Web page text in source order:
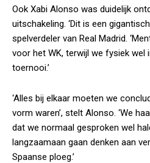
Ook Xabi Alonso was duidelijk
uitschakeling. ‘Dit is een
spelverdeler van Real Madrid.
voor het WK, terwijl we fysiek wel
toernooi.’
‘Alles bij elkaar moeten we
vorm waren’, stelt Alonso. ‘We
dat we normaal gesproken wel
langzaamaan gaan denken aan
Spaanse ploeg.’